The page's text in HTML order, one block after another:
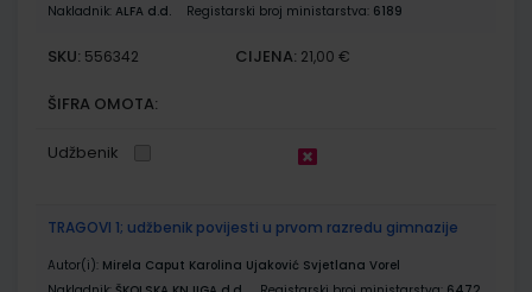
Nakladnik: ALFA d.d. Registarski broj ministarstva: 6189
SKU: 556342 CIJENA: 21,00 €
ŠIFRA OMOTA:
Udžbenik
TRAGOVI 1; udžbenik povijesti u prvom razredu gimnazije
Autor(i): Mirela Caput Karolina Ujaković Svjetlana Vorel